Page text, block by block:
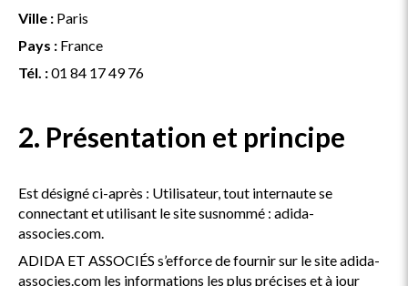
Ville : Paris
Pays : France
Tél. :01 84 17 49 76
2. Présentation et principe
Est désigné ci-après : Utilisateur, tout internaute se
connectant et utilisant le site susnommé : adida-
associes.com.
ADIDA ET ASSOCIÉS s’efforce de fournir sur le site adida-
associes.com les informations les plus précises et à jour